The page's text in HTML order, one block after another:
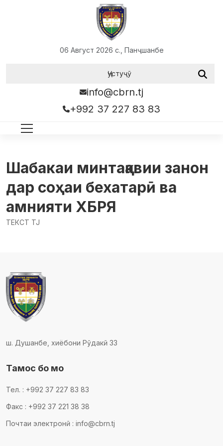
06 Август 2026 с., Панҷшанбе
info@cbrn.tj
+992 37 227 83 83
Шабакаи минтақавии занон
дар соҳаи бехатарӣ ва
амнияти ХБРЯ
ТЕКСТ TJ
ш. Душанбе, хиёбони Рӯдакӣ 33
Тамос бо мо
Тел. : +992 37 227 83 83
Факс : +992 37 221 38 38
Почтаи электронӣ : info@cbrn.tj